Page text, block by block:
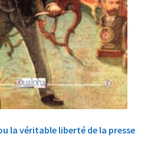
la véritable liberté de la presse